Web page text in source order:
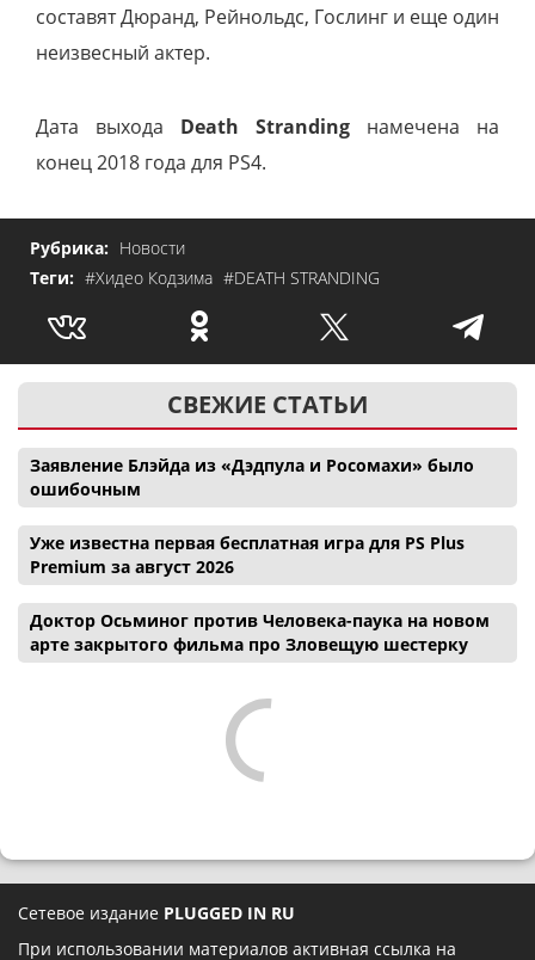
составят Дюранд, Рейнольдс, Гослинг и еще один
неизвесный актер.
Дата выхода Death Stranding намечена на
конец 2018 года для PS4.
Рубрика: Новости
Теги: #Хидео Кодзима #DEATH STRANDING
СВЕЖИЕ СТАТЬИ
Заявление Блэйда из «Дэдпула и Росомахи» было
ошибочным
Уже известна первая бесплатная игра для PS Plus
Premium за август 2026
Доктор Осьминог против Человека-паука на новом
арте закрытого фильма про Зловещую шестерку
Сетевое издание PLUGGED IN RU
При использовании материалов активная ссылка на